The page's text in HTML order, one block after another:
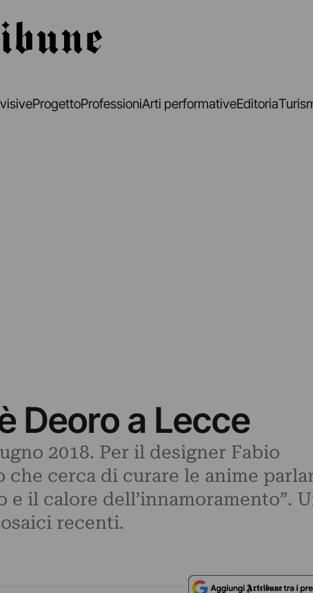
ProgettoProfessioniArti performativeEditoria
Deoro a Lecce
2018. Per il designer Fabio
che cerca di curare le anime
il calore dell’innamoramento”.
recenti.